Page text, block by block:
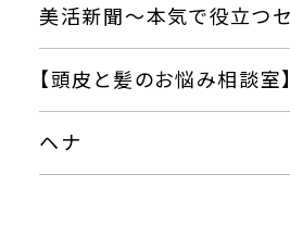
美活新聞〜本気で役立つ
【頭皮と髪のお悩み相談室】
ヘナ